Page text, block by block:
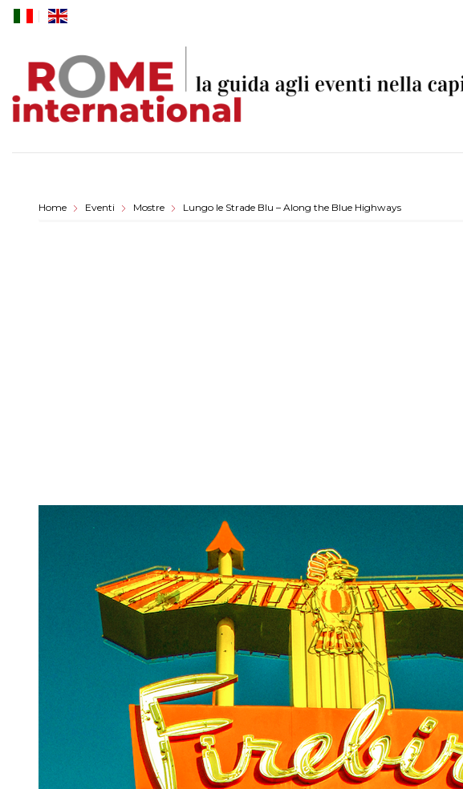
Skip
Home Eventi Mostre Lungo le Strade Blu – Along the Blue Highways